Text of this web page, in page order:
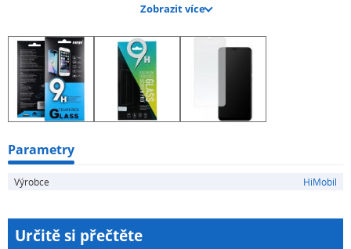
Vyhlazuje a zaceluje již poškrábaný displej
Tlumí nárazy na display a tím ho chrání, při nárazu se
neroztříští, ale vytvoří pavučinu jako automobilová skla a
rozprostře energii nárazu
Lze opětovně sejmout a znovu použít
Balení obsahuje:
1x vlhčená útěrka
1x leštící útěrka
Zobrazit více
Parametry
Výrobce HiMobil
Určitě si přečtěte